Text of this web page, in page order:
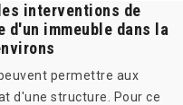
interventions de
immeuble dans la
permettre aux
d'une structure. Pour ce